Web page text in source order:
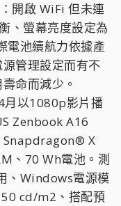
開啟 WiFi 但未連
、螢幕亮度設定為
電池續航力依據產
管理設定而有不
命而減少。
月以1080p影片播
Zenbook A16
Snapdragon® X
、70 Wh電池。測
、Windows電源模
cd/m2、搭配預